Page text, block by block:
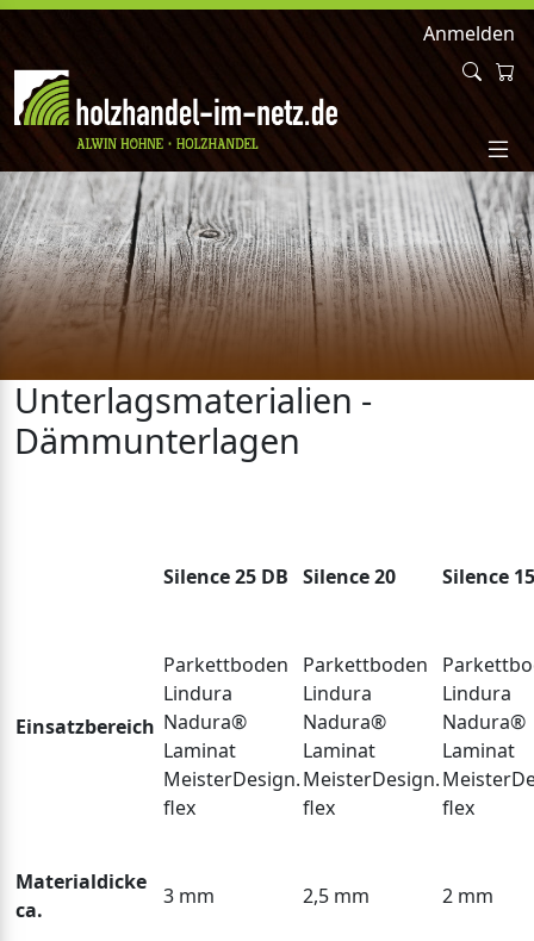
Anmelden
Unterlagsmaterialien -
Dämmunterlagen
Silence 25 DB Silence 20 Silence
Einsatzbereich
Parkettboden
Lindura
Nadura®
Laminat
MeisterDesign.
flex
Parkettboden
Lindura
Nadura®
Laminat
MeisterDesign.
flex
Lindura
Nadura®
Laminat
flex
Materialdicke
ca.
3 mm 2,5 mm 2 mm